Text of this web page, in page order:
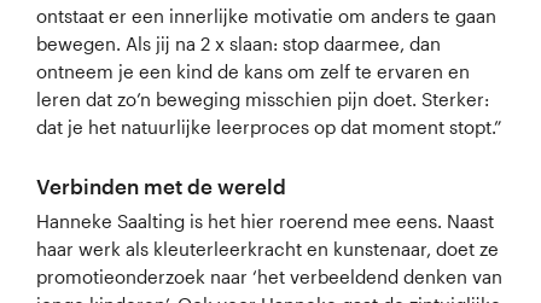
ontstaat er een innerlijke motivatie om anders te gaan
bewegen. Als jij na 2 x slaan: stop daarmee, dan
ontneem je een kind de kans om zelf te ervaren en
leren dat zo’n beweging misschien pijn doet. Sterker:
dat je het natuurlijke leerproces op dat moment stopt.”
Verbinden met de wereld
Hanneke Saalting is het hier roerend mee eens. Naast
haar werk als kleuterleerkracht en kunstenaar, doet ze
promotieonderzoek naar ‘het verbeeldend denken van